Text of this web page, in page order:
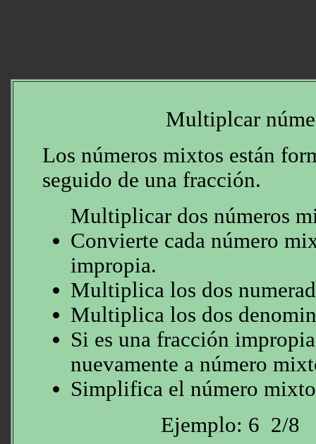
Multiplcar
Los números mixtos están
seguido de una fracción.
Multiplicar dos números
Convierte cada número
impropia.
Multiplica los dos
Multiplica los dos
Si es una fracción
nuevamente a número
Simplifica el número
Ejemplo: 6 2/